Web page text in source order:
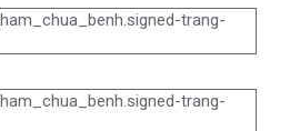
trang-
trang-